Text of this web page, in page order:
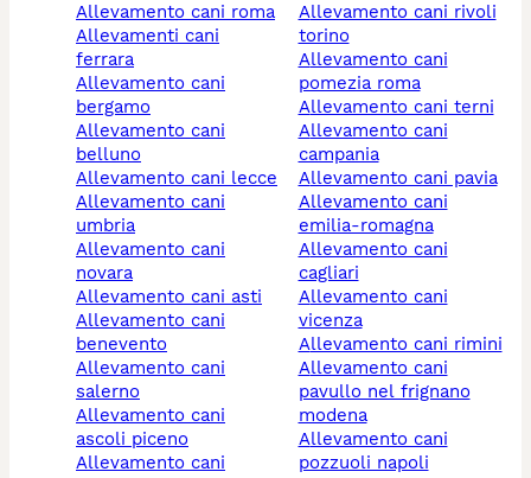
allevamento cani roma
allevamenti cani
ferrara
allevamento cani
bergamo
allevamento cani
belluno
allevamento cani lecce
allevamento cani
umbria
allevamento cani
novara
allevamento cani asti
allevamento cani
benevento
allevamento cani
salerno
allevamento cani
ascoli piceno
allevamento cani
allevamento cani rivoli
torino
allevamento cani
pomezia roma
allevamento cani terni
allevamento cani
campania
allevamento cani pavia
allevamento cani
emilia-romagna
allevamento cani
cagliari
allevamento cani
vicenza
allevamento cani rimini
allevamento cani
pavullo nel frignano
modena
allevamento cani
pozzuoli napoli